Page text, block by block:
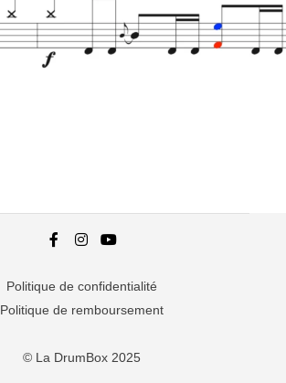
Politique de confidentialité
Politique de remboursement
© La DrumBox 2025